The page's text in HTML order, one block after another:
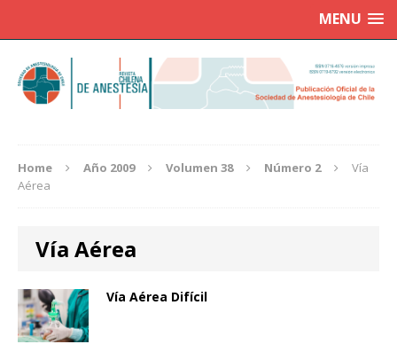
MENU
Home Año 2009 Volumen 38 Número 2
Vía
Aérea
Vía Aérea
Vía Aérea Difícil